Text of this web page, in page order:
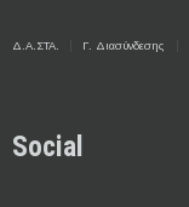
Δ.Α.ΣΤΑ. Γ. Διασύνδεσης
Social